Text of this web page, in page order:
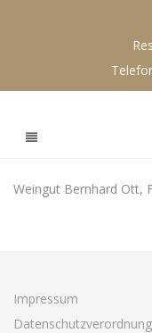
Weingut Bernhard Ott,
Impressum
Datenschutzverordnung